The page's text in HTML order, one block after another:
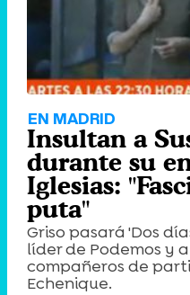
EN MADRID
Insultan a
durante su
Iglesias:
puta"
Griso pasará 'Dos
líder de Podemos y
compañeros de
Echenique.